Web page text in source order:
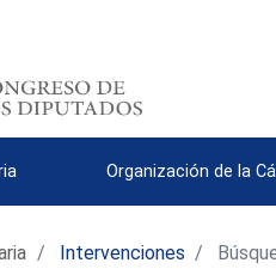
Organización de la
Intervenciones